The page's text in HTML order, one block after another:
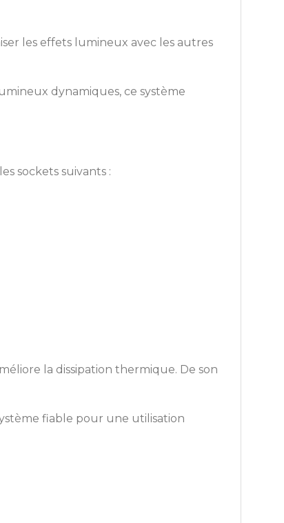
les effets lumineux avec les autres
dynamiques, ce système
sockets suivants :
la dissipation thermique. De son
fiable pour une utilisation